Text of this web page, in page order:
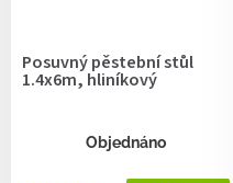
Posuvný pěstební stůl
1.4x6m, hliníkový
Objednáno